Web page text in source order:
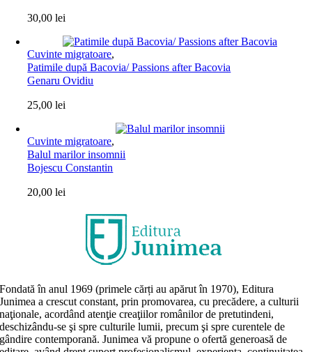
30,00lei
Cuvinte migratoare,
Patimile după Bacovia/ Passions after Bacovia
Genaru Ovidiu
25,00lei
Cuvinte migratoare,
Balul marilor insomnii
Bojescu Constantin
20,00lei
Fondată în anul 1969 (primele cărți au apărut în 1970), Editura
Junimea a crescut constant, prin promovarea, cu precădere, a culturii
naţionale, acordând atenţie creaţiilor românilor de pretutindeni,
deschizându-se şi spre culturile lumii, precum şi spre curentele de
gândire contemporană. Junimea vă propune o ofertă generoasă de